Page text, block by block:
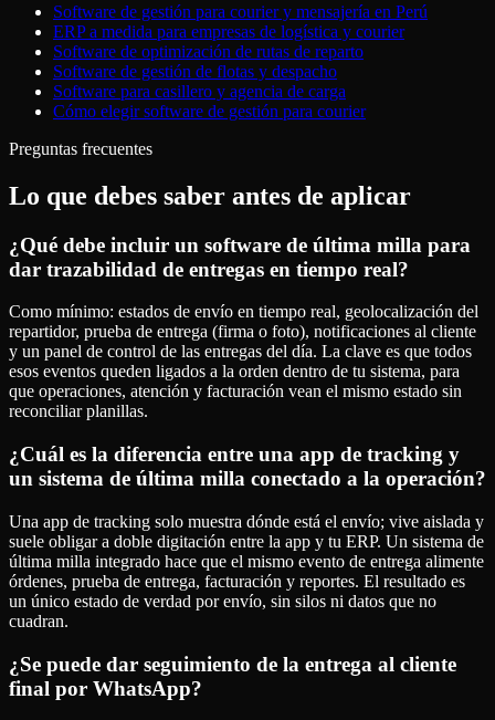
Software de gestión para courier y mensajería en Perú
ERP a medida para empresas de logística y courier
Software de optimización de rutas de reparto
Software de gestión de flotas y despacho
Software para casillero y agencia de carga
Cómo elegir software de gestión para courier
Preguntas frecuentes
Lo que debes saber antes de aplicar
¿Qué debe incluir un software de última milla para
dar trazabilidad de entregas en tiempo real?
Como mínimo: estados de envío en tiempo real, geolocalización del
repartidor, prueba de entrega (firma o foto), notificaciones al cliente
y un panel de control de las entregas del día. La clave es que todos
esos eventos queden ligados a la orden dentro de tu sistema, para
que operaciones, atención y facturación vean el mismo estado sin
reconciliar planillas.
¿Cuál es la diferencia entre una app de tracking y
un sistema de última milla conectado a la operación?
Una app de tracking solo muestra dónde está el envío; vive aislada y
suele obligar a doble digitación entre la app y tu ERP. Un sistema de
última milla integrado hace que el mismo evento de entrega alimente
órdenes, prueba de entrega, facturación y reportes. El resultado es
un único estado de verdad por envío, sin silos ni datos que no
cuadran.
¿Se puede dar seguimiento de la entrega al cliente
final por WhatsApp?